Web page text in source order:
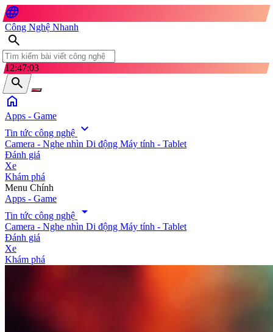
language
Công Nghệ Nhanh
search
12:47:05
search
home
Apps - Game
Tin tức công nghệ expand_more
Camera - Nghe nhìn Di động Máy tính - Tablet
Đánh giá
Xe
Khám phá
search
Menu Chính
Apps - Game
Tin tức công nghệ
arrow_drop_down
Camera - Nghe nhìn Di động Máy tính - Tablet
Đánh giá
Xe
Khám phá